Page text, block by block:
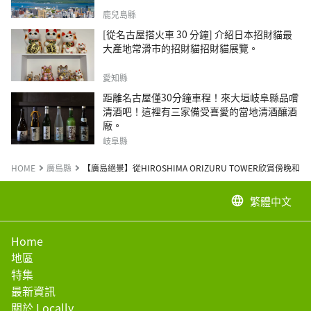
鹿兒島縣
[從名古屋搭火車 30 分鐘] 介紹日本招財貓最
大產地常滑市的招財貓招財貓展覽。
愛知縣
距離名古屋僅30分鐘車程！來大垣岐阜縣品嚐
清酒吧！這裡有三家備受喜愛的當地清酒釀酒
廠。
岐阜縣
HOME 廣島縣 【廣島絕景】從HIROSHIMA ORIZURU TOWER欣賞傍晚和
language 繁體中文
Home
地區
特集
最新資訊
關於 Locally